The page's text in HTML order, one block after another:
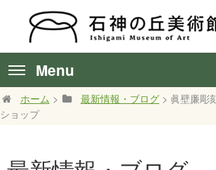
Menu
ホーム > 最新情報・ブログ > 眞壁廉彫
ショップ